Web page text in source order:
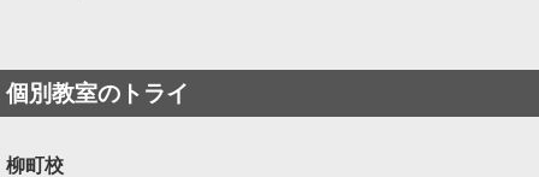
個別教室のトライ
柳町校